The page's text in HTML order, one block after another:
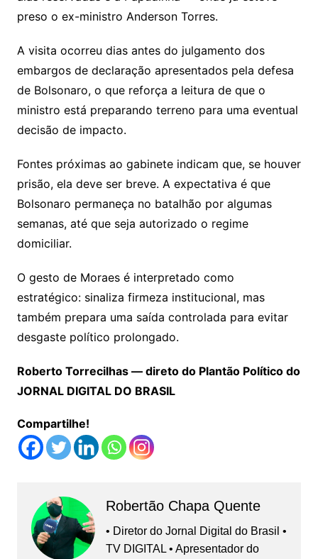
preso o ex-ministro Anderson Torres.
A visita ocorreu dias antes do julgamento dos
embargos de declaração apresentados pela defesa
de Bolsonaro, o que reforça a leitura de que o
ministro está preparando terreno para uma eventual
decisão de impacto.
Fontes próximas ao gabinete indicam que, se houver
prisão, ela deve ser breve. A expectativa é que
Bolsonaro permaneça no batalhão por algumas
semanas, até que seja autorizado o regime
domiciliar.
O gesto de Moraes é interpretado como
estratégico: sinaliza firmeza institucional, mas
também prepara uma saída controlada para evitar
desgaste político prolongado.
Roberto Torrecilhas — direto do Plantão Político do
JORNAL DIGITAL DO BRASIL
Compartilhe!
Robertão Chapa Quente
• Diretor do Jornal Digital do Brasil •
TV DIGITAL • Apresentador do